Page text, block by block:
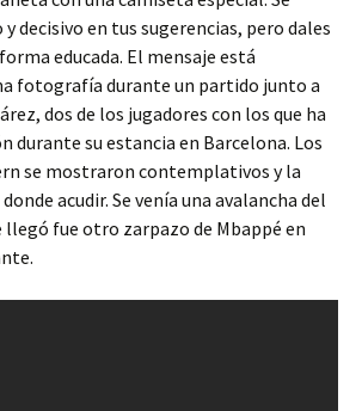
decisivo en tus sugerencias, pero dales
educada. El mensaje está
fotografía durante un partido junto a
dos de los jugadores con los que ha
durante su estancia en Barcelona. Los
se mostraron contemplativos y la
acudir. Se venía una avalancha del
llegó fue otro zarpazo de Mbappé en